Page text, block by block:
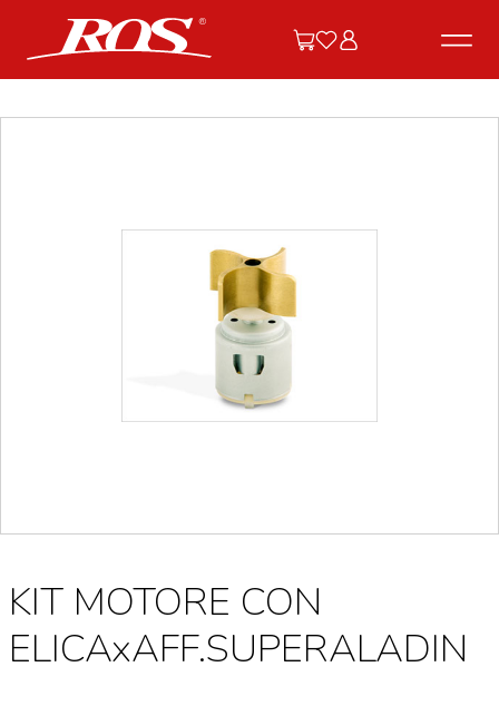
KIT MOTORE CON
ELICAxAFF.SUPERALADIN